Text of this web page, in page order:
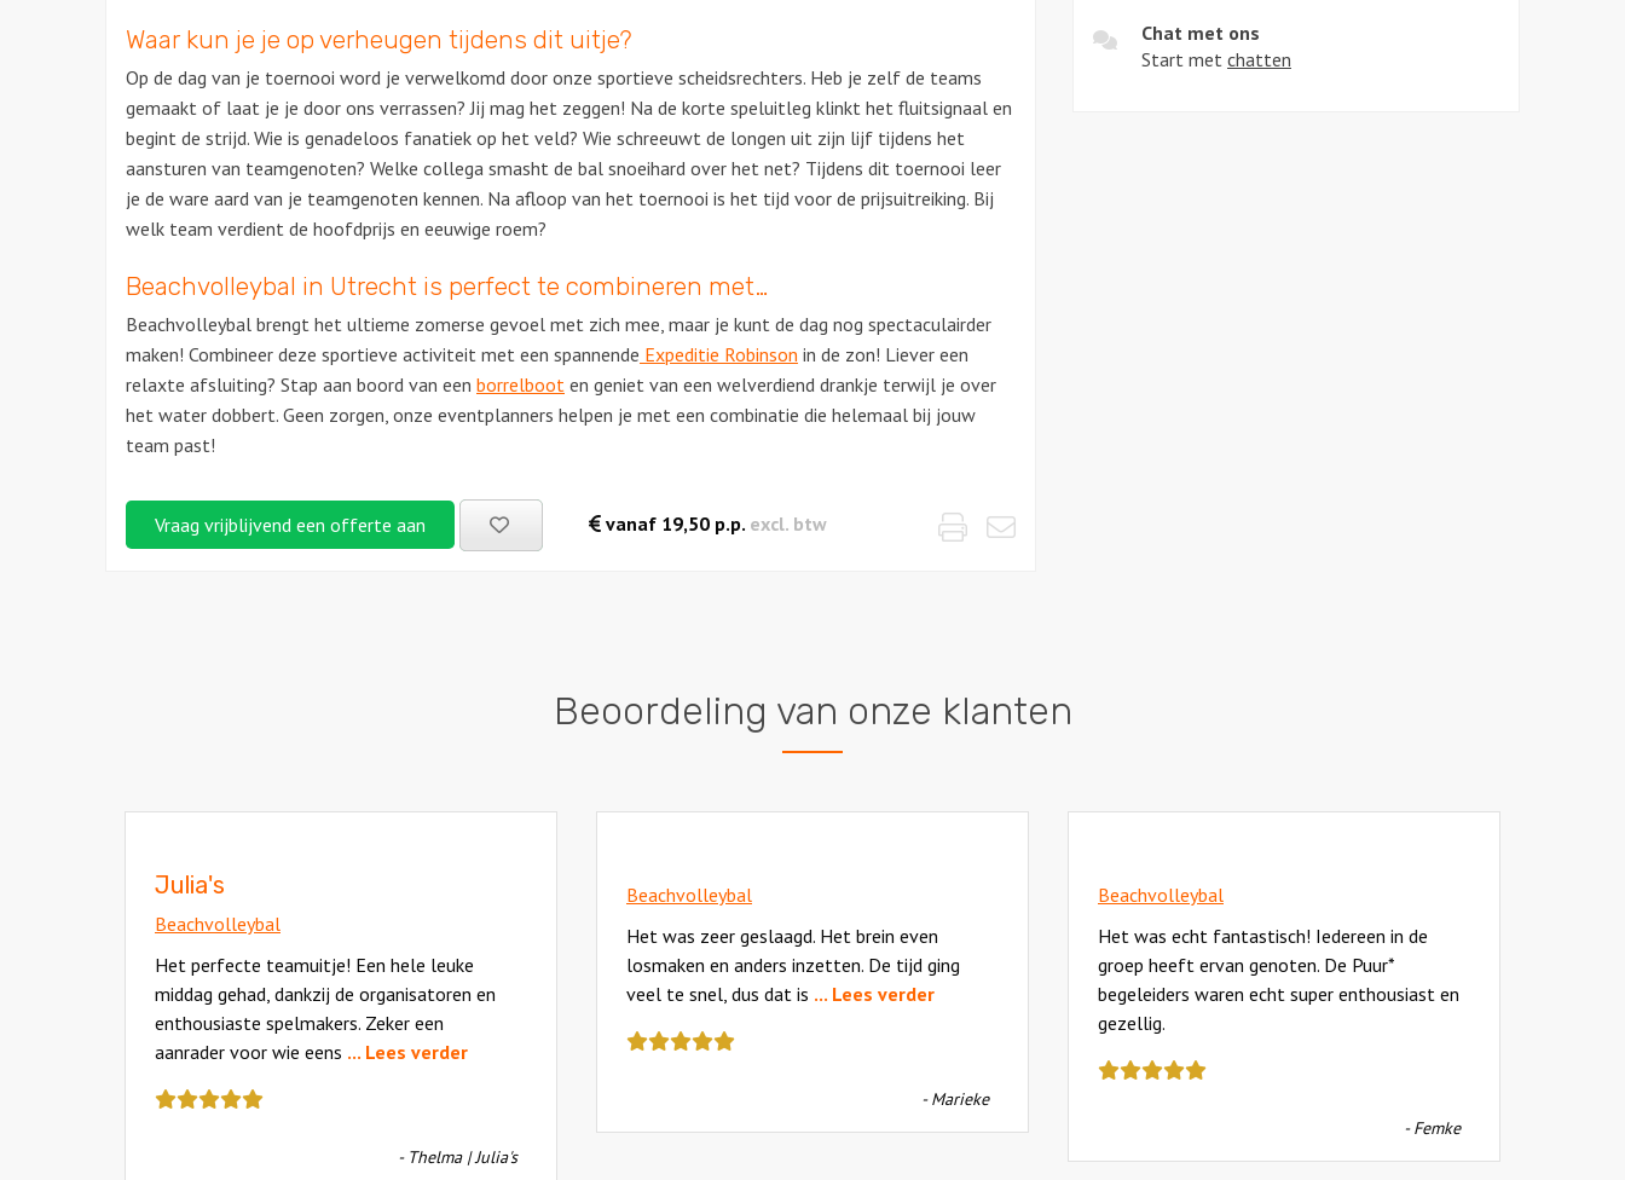
Waar kun je je op verheugen tijdens dit uitje?
Op de dag van je toernooi word je verwelkomd door onze sportieve scheidsrechters. Heb je zelf de teams
gemaakt of laat je je door ons verrassen? Jij mag het zeggen! Na de korte speluitleg klinkt het fluitsignaal en
begint de strijd. Wie is genadeloos fanatiek op het veld? Wie schreeuwt de longen uit zijn lijf tijdens het
aansturen van teamgenoten? Welke collega smasht de bal snoeihard over het net? Tijdens dit toernooi leer
je de ware aard van je teamgenoten kennen. Na afloop van het toernooi is het tijd voor de prijsuitreiking. Bij
welk team verdient de hoofdprijs en eeuwige roem?
Beachvolleybal in Utrecht is perfect te combineren met…
Beachvolleybal brengt het ultieme zomerse gevoel met zich mee, maar je kunt de dag nog spectaculairder
maken! Combineer deze sportieve activiteit met een spannende Expeditie Robinson in de zon! Liever een
relaxte afsluiting? Stap aan boord van een borrelboot en geniet van een welverdiend drankje terwijl je over
het water dobbert. Geen zorgen, onze eventplanners helpen je met een combinatie die helemaal bij jouw
team past!
Vraag vrijblijvend een offerte aan
Bewaarde
uitjes
vanaf 19,50 p.p. excl. btw Email
Print
Chat met ons
Start met chatten
Beoordeling van onze klanten
Julia's
Beachvolleybal
Het perfecte teamuitje! Een hele leuke
middag gehad, dankzij de organisatoren en
enthousiaste spelmakers. Zeker een
aanrader voor wie eens ... Lees verder
review
- Thelma | Julia's
Beachvolleybal
Het was zeer geslaagd. Het brein even
losmaken en anders inzetten. De tijd ging
veel te snel, dus dat is ... Lees verder
review
cijfer
- Marieke
Beachvolleybal
Het was echt fantastisch! Iedereen in de
groep heeft ervan genoten. De Puur*
begeleiders waren echt super enthousiast en
gezellig.
review
cijfer
- Femke